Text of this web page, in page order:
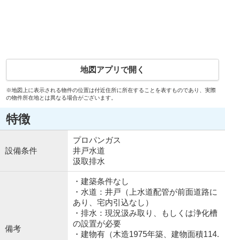
地図アプリで開く
※地図上に表示される物件の位置は付近住所に所在することを表すものであり、実際
の物件所在地とは異なる場合がございます。
特徴
設備条件
プロパンガス
井戸水道
汲取排水
備考
・建築条件なし
・水道：井戸（上水道配管が前面道路に
あり、宅内引込なし）
・排水：現況汲み取り、もしくは浄化槽
の設置が必要
・建物有（木造1975年築、建物面積114.